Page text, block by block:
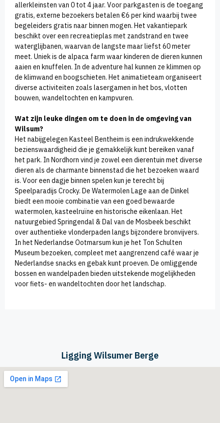
allerkleinsten van 0 tot 4 jaar. Voor parkgasten is de toegang
gratis, externe bezoekers betalen €6 per kind waarbij twee
begeleiders gratis naar binnen mogen. Het vakantiepark
beschikt over een recreatieplas met zandstrand en twee
waterglijbanen, waarvan de langste maar liefst 60 meter
meet. Uniek is de alpaca farm waar kinderen de dieren kunnen
aaien en knuffelen. In de adventure hal kunnen ze klimmen op
de klimwand en boogschieten. Het animatieteam organiseert
diverse activiteiten zoals lasergamen in het bos, vlotten
bouwen, wandeltochten en kampvuren.
Wat zijn leuke dingen om te doen in de omgeving van
Wilsum?
Het nabijgelegen Kasteel Bentheim is een indrukwekkende
bezienswaardigheid die je gemakkelijk kunt bereiken vanaf
het park. In Nordhorn vind je zowel een dierentuin met diverse
dieren als de charmante binnenstad die het bezoeken waard
is. Voor een dagje binnen spelen kun je terecht bij
Speelparadijs Crocky. De Watermolen Lage aan de Dinkel
biedt een mooie combinatie van een goed bewaarde
watermolen, kasteelruïne en historische eikenlaan. Het
natuurgebied Springendal & Dal van de Mosbeek beschikt
over authentieke vlonderpaden langs bijzondere bronvijvers.
In het Nederlandse Ootmarsum kun je het Ton Schulten
Museum bezoeken, compleet met aangrenzend café waar je
Nederlandse snacks en gebak kunt proeven. De omliggende
bossen en wandelpaden bieden uitstekende mogelijkheden
voor fiets- en wandeltochten door het landschap.
Ligging Wilsumer Berge